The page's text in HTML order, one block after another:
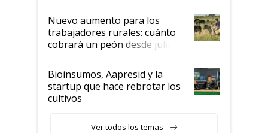
Nuevo aumento para los
trabajadores rurales: cuánto
cobrará un peón desde julio
Bioinsumos, Aapresid y la
startup que hace rebrotar los
cultivos
Ver todos los temas